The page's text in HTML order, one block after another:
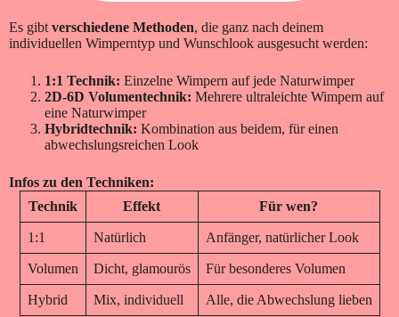
Es gibt verschiedene Methoden, die ganz nach deinem
individuellen Wimperntyp und Wunschlook ausgesucht werden:
1:1 Technik: Einzelne Wimpern auf jede Naturwimper
2D-6D Volumentechnik: Mehrere ultraleichte Wimpern auf
eine Naturwimper
Hybridtechnik: Kombination aus beidem, für einen
abwechslungsreichen Look
Infos zu den Techniken:
Technik
Effekt Für wen?
1:1 Natürlich Anfänger, natürlicher Look
Volumen Dicht, glamourös Für besonderes Volumen
Hybrid Mix, individuell Alle, die Abwechslung lieben